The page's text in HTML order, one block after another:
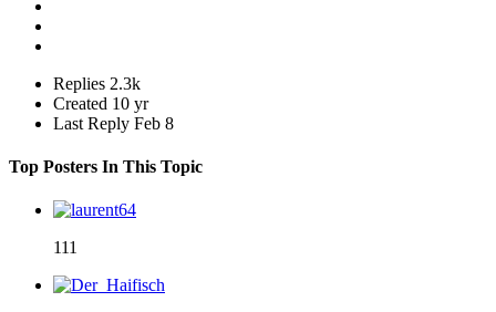
Replies 2.3k
Created 10 yr
Last Reply Feb 8
Top Posters In This Topic
111